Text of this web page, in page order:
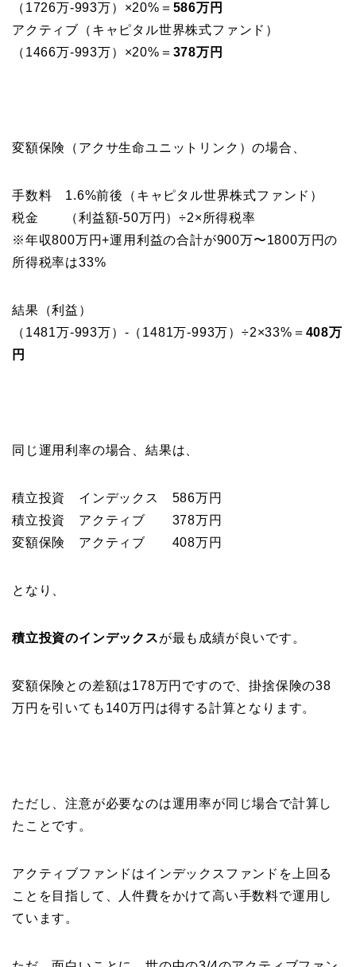
（1726万-993万）×20%＝ 586万円
アクティブ（キャピタル世界株式ファンド）
（1466万-993万）×20%＝ 378万円
変額保険（アクサ生命ユニットリンク）の場合、
手数料 1.6%前後（キャピタル世界株式ファンド）
税金 （利益額-50万円）÷2×所得税率
※年収800万円+運用利益の合計が900万〜1800万円の
所得税率は33%
結果（利益）
（1481万-993万）-（1481万-993万）÷2×33%＝ 408万
円
同じ運用利率の場合、結果は、
積立投資 インデックス 586万円
積立投資 アクティブ 378万円
変額保険 アクティブ 408万円
となり、
積立投資のインデックスが最も成績が良いです。
変額保険との差額は178万円ですので、掛捨保険の38
万円を引いても140万円は得する計算となります。
ただし、注意が必要なのは運用率が同じ場合で計算し
たことです。
アクティブファンドはインデックスファンドを上回る
ことを目指して、人件費をかけて高い手数料で運用し
ています。